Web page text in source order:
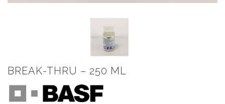
BREAK-THRU – 250 ML